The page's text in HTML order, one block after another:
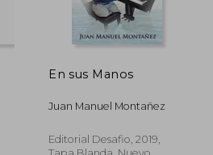
En sus Manos
Juan Manuel Montañez
Editorial Desafio, 2019,